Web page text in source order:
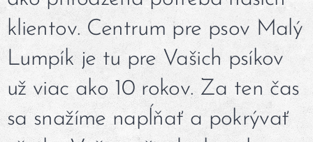
klientov. Centrum pre psov Malý
Lumpík je tu pre Vašich psíkov
už viac ako 10 rokov. Za ten čas
sa snažíme napĺňať a pokrývať